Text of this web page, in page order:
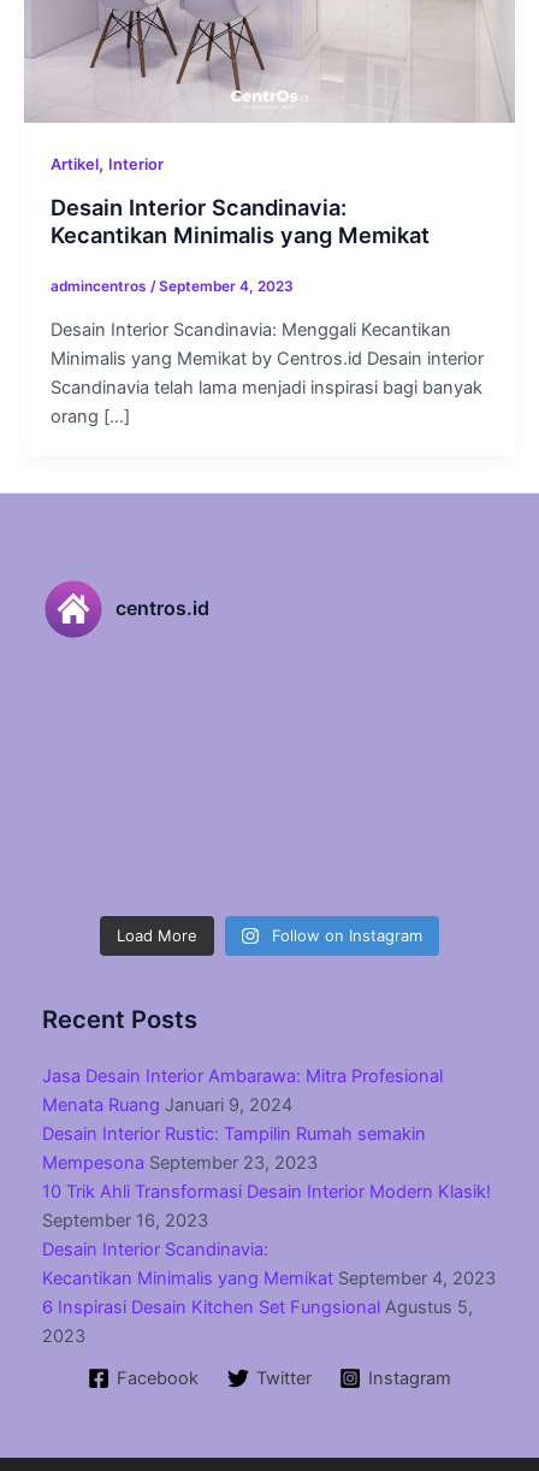
Artikel, Interior
Desain Interior Scandinavia:
Kecantikan Minimalis yang Memikat
admincentros /September 4, 2023
Desain Interior Scandinavia: Menggali Kecantikan
Minimalis yang Memikat by Centros.id Desain interior
Scandinavia telah lama menjadi inspirasi bagi banyak
orang […]
centros.id
Load More Follow on Instagram
Recent Posts
Jasa Desain Interior Ambarawa: Mitra Profesional
Menata Ruang Januari 9, 2024
Desain Interior Rustic: Tampilin Rumah semakin
Mempesona September 23, 2023
10 Trik Ahli Transformasi Desain Interior Modern Klasik!
September 16, 2023
Desain Interior Scandinavia:
Kecantikan Minimalis yang Memikat September 4, 2023
6 Inspirasi Desain Kitchen Set Fungsional Agustus 5,
2023
Facebook
Twitter Instagram